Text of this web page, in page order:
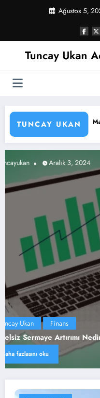
Ağustos 5,
Tuncay Ukan
TUNCAY UKAN
Konum ve Yer Ekleme
Sağlık Bilgi
sağlık sigorta şirketleri
En İyi Sağlık
Daha fazlasını oku
tuncayukan